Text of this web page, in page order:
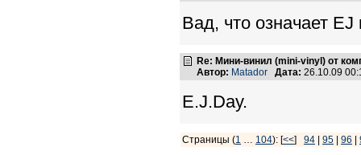
Вад, что означает
Re: Мини-винил (mini-vinyl) от
Автор: Matador Дата: 26.10.09
E.J.Day.
Страницы (1 … 104): [<<] 94 95 96